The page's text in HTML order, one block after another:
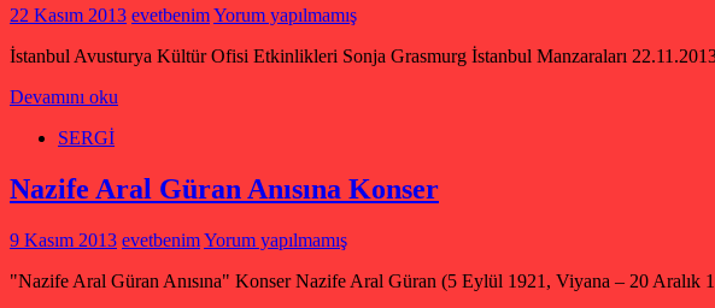
22 Kasım 2013 evetbenimYorum yapılmamış
İstanbul Avusturya Kültür Ofisi Etkinlikleri Sonja Grasmurg İstanbul Manzaraları
Devamını oku
SERGİ
Nazife Aral Güran Anısına Konser
9 Kasım 2013 evetbenimYorum yapılmamış
"Nazife Aral Güran Anısına" Konser Nazife Aral Güran (5 Eylül 1921, Viyana – 20